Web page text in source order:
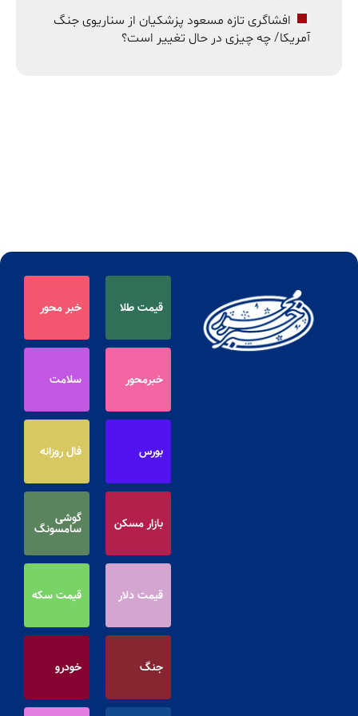
افشاگری تازه مسعود پزشکیان از سناریوی جنگ
آمریکا/ چه چیزی در حال تغییر است؟
قیمت طلا خبر محور
خبرمحور سلامت
بورس فال روزانه
بازار مسکن گوشی
سامسونگ
قیمت دلار قیمت سکه
جنگ خودرو